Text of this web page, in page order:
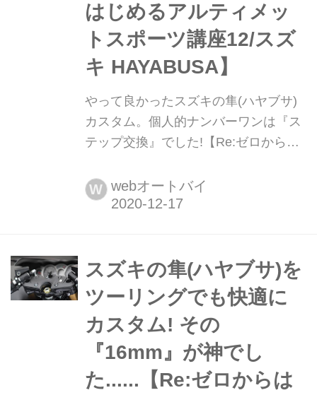
はじめるアルティメッ
トスポーツ講座12/スズ
キ HAYABUSA】
やって良かったスズキの隼(ハヤブサ)
カスタム。個人的ナンバーワンは『ス
テップ交換』でした!【Re:ゼロからは
スズキ HAYABUSA】 隼にはたくさん
カスタムパーツがありますけれど、個
でした。人生初のステップ交換だった
けど、これは初心者からベテランまで
おすすめ!走るのがラクになる!(笑) ス
ズキの隼(ハヤブサ)を『ステップ』カ
スタム! 隼...
W webオートバイ
スズキの隼(ハヤブサ)を
ツーリングでも快適に
カスタム! その
『16mm』が神でし
た......【Re:ゼロからは